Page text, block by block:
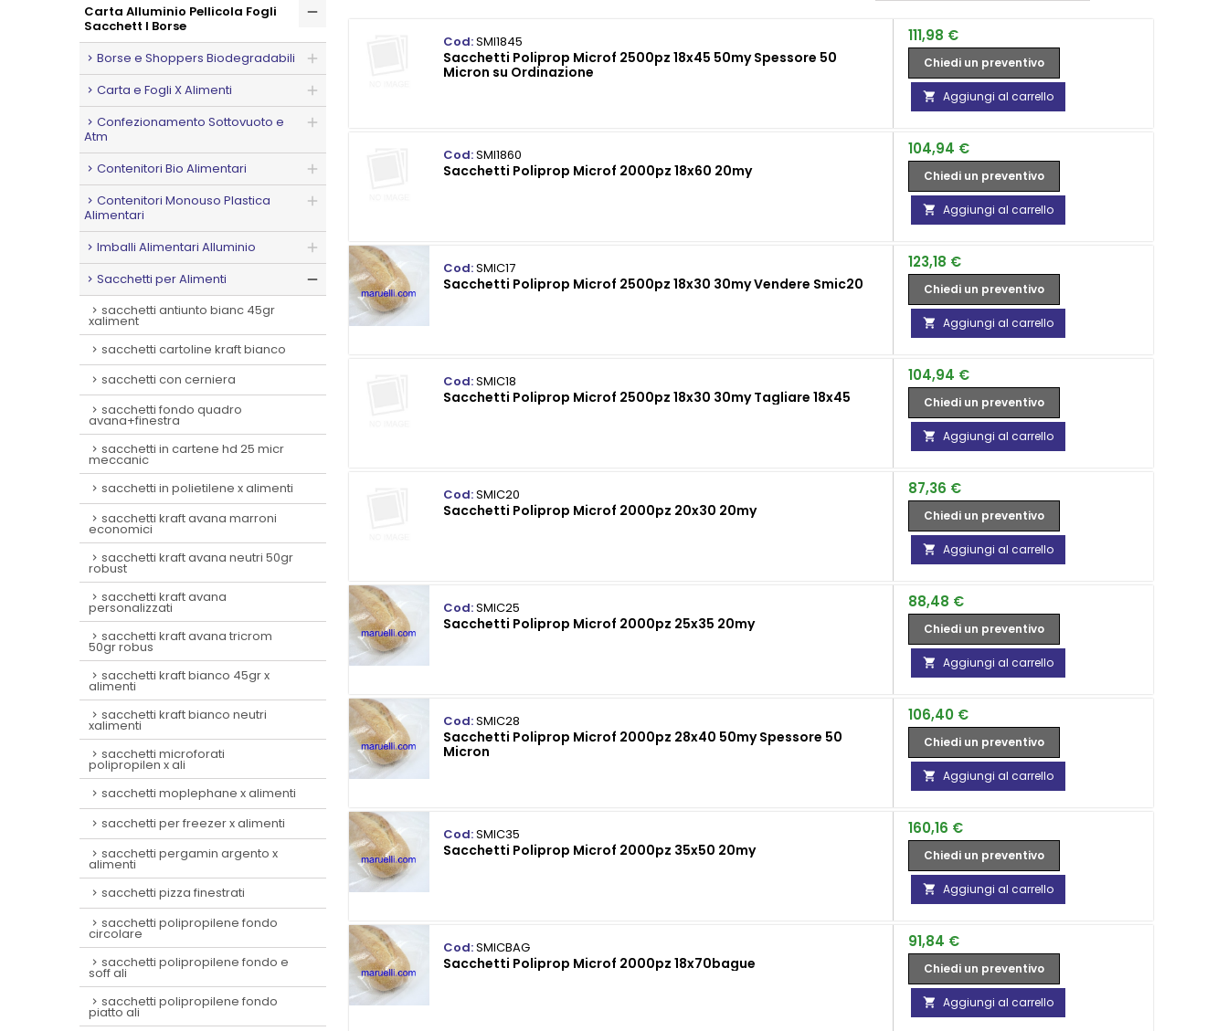
Carta Alluminio Pellicola Fogli
Sacchett I Borse
Borse e Shoppers Biodegradabili
Carta e Fogli X Alimenti
Confezionamento Sottovuoto e
Atm
Contenitori Bio Alimentari
Contenitori Monouso Plastica
Alimentari
Imballi Alimentari Alluminio
Sacchetti per Alimenti
sacchetti antiunto bianc 45gr
xaliment
sacchetti cartoline kraft bianco
sacchetti con cerniera
sacchetti fondo quadro
avana+finestra
sacchetti in cartene hd 25 micr
meccanic
sacchetti in polietilene x alimenti
sacchetti kraft avana marroni
economici
sacchetti kraft avana neutri 50gr
robust
sacchetti kraft avana
personalizzati
sacchetti kraft avana tricrom
50gr robus
sacchetti kraft bianco 45gr x
alimenti
sacchetti kraft bianco neutri
xalimenti
sacchetti microforati
polipropilen x ali
sacchetti moplephane x alimenti
sacchetti per freezer x alimenti
sacchetti pergamin argento x
alimenti
sacchetti pizza finestrati
sacchetti polipropilene fondo
circolare
sacchetti polipropilene fondo e
soff ali
sacchetti polipropilene fondo
piatto ali
Cod:SMI1845
Sacchetti Poliprop Microf 2500pz 18x45 50my Spessore 50
Micron su Ordinazione
Prezzo
111,98 €
Chiedi un preventivo
 Aggiungi al carrello
Cod:SMI1860
Sacchetti Poliprop Microf 2000pz 18x60 20my
Prezzo
104,94 €
Chiedi un preventivo
 Aggiungi al carrello
Cod:SMIC17
Sacchetti Poliprop Microf 2500pz 18x30 30my Vendere Smic20
Prezzo
123,18 €
Chiedi un preventivo
 Aggiungi al carrello
Cod:SMIC18
Sacchetti Poliprop Microf 2500pz 18x30 30my Tagliare 18x45
Prezzo
104,94 €
Chiedi un preventivo
 Aggiungi al carrello
Cod:SMIC20
Sacchetti Poliprop Microf 2000pz 20x30 20my
Prezzo
87,36 €
Chiedi un preventivo
 Aggiungi al carrello
Cod:SMIC25
Sacchetti Poliprop Microf 2000pz 25x35 20my
Prezzo
88,48 €
Chiedi un preventivo
 Aggiungi al carrello
Cod:SMIC28
Sacchetti Poliprop Microf 2000pz 28x40 50my Spessore 50
Micron
Prezzo
106,40 €
Chiedi un preventivo
 Aggiungi al carrello
Cod:SMIC35
Sacchetti Poliprop Microf 2000pz 35x50 20my
Prezzo
160,16 €
Chiedi un preventivo
 Aggiungi al carrello
Cod:SMICBAG
Sacchetti Poliprop Microf 2000pz 18x70bague
Prezzo
91,84 €
Chiedi un preventivo
 Aggiungi al carrello